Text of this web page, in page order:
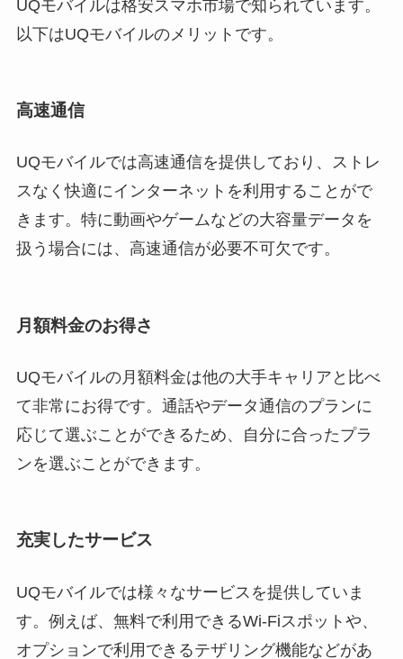
UQモバイルは格安スマホ市場で知られています。
以下はUQモバイルのメリットです。
高速通信
UQモバイルでは高速通信を提供しており、ストレ
スなく快適にインターネットを利用することがで
きます。特に動画やゲームなどの大容量データを
扱う場合には、高速通信が必要不可欠です。
月額料金のお得さ
UQモバイルの月額料金は他の大手キャリアと比べ
て非常にお得です。通話やデータ通信のプランに
応じて選ぶことができるため、自分に合ったプラ
ンを選ぶことができます。
充実したサービス
UQモバイルでは様々なサービスを提供していま
す。例えば、無料で利用できるWi-Fiスポットや、
オプションで利用できるテザリング機能などがあ